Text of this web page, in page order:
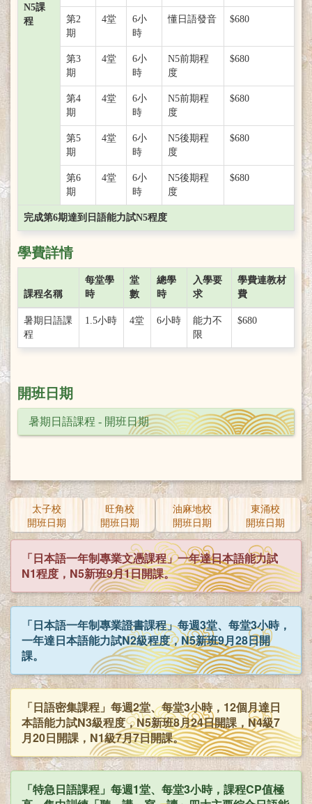
N5課
程
第2
期
4堂
6小
時
懂日語發音 $680
第3
期
4堂
6小
時
N5前期程
度
$680
第4
期
4堂
6小
時
N5前期程
度
$680
第5
期
4堂
6小
時
N5後期程
度
$680
第6
期
4堂
6小
時
N5後期程
度
$680
完成第6期達到日語能力試N5程度
學費詳情
課程名稱
每堂學
時
堂
數
總學
時
入學要
求
學費連教材
費
暑期日語課
程
1.5小時 4堂 6小時
能力不
限
$680
開班日期
暑期日語課程 - 開班日期
太子校
開班日期
旺角校
開班日期
油麻地校
開班日期
東涌校
開班日期
「日本語一年制專業文憑課程」一年達日本語能力試
N1程度，N5新班9月1日開課。
「日本語一年制專業證書課程」每週3堂、每堂3小時，
一年達日本語能力試N2級程度，N5新班9月28日開
課。
「日語密集課程」每週2堂、每堂3小時，12個月達日
本語能力試N3級程度，N5新班8月24日開課，N4級7
月20日開課，N1級7月7日開課。
「特急日語課程」每週1堂、每堂3小時，課程CP值極